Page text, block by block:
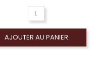
L
AJOUTER AU PANIER